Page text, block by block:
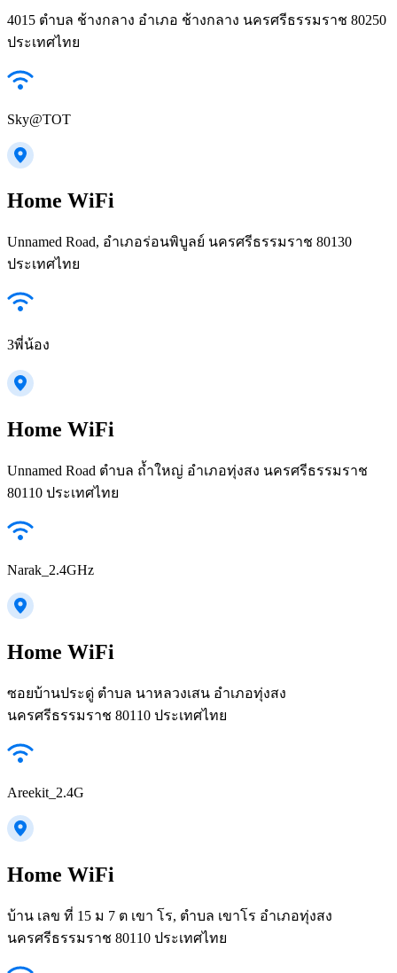
4015 ตำบล ช้างกลาง อำเภอ ช้างกลาง นครศรีธรรมราช 80250
ประเทศไทย
Sky@TOT
Home WiFi
Unnamed Road, อำเภอร่อนพิบูลย์ นครศรีธรรมราช 80130
ประเทศไทย
3พี่น้อง
Home WiFi
Unnamed Road ตำบล ถ้ำใหญ่ อำเภอทุ่งสง นครศรีธรรมราช
80110 ประเทศไทย
Narak_2.4GHz
Home WiFi
ซอยบ้านประดู่ ตำบล นาหลวงเสน อำเภอทุ่งสง
นครศรีธรรมราช 80110 ประเทศไทย
Areekit_2.4G
Home WiFi
บ้าน เลข ที่ 15 ม 7 ต เขา โร, ตำบล เขาโร อำเภอทุ่งสง
นครศรีธรรมราช 80110 ประเทศไทย